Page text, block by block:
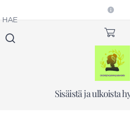
Sisäistä ja ulkoista
HAE